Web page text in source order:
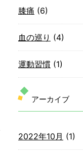
膝痛 (6)
血の巡り (4)
運動習慣 (1)
アーカイブ
2022年10月 (1)